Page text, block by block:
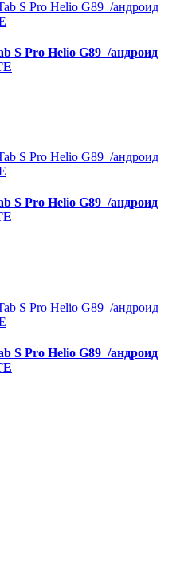
S Pro Helio G89 /андроид
S Pro Helio G89 /андроид
S Pro Helio G89 /андроид